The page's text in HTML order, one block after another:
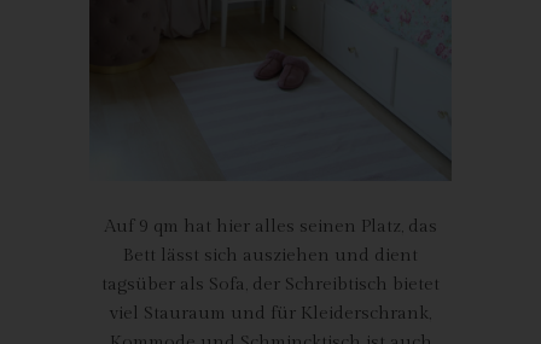
Auf 9 qm hat hier alles seinen Platz, das
Bett lässt sich ausziehen und dient
tagsüber als Sofa, der Schreibtisch bietet
viel Stauraum und für Kleiderschrank,
Einrichtung oder andere Stelle, der personenbezogene Daten
offengelegt werden, unabhängig davon, ob es sich bei ihr um
einen Dritten handelt oder nicht. Behörden, die im Rahmen
eines bestimmten Untersuchungsauftrags nach dem
Dritter ist eine natürliche oder juristische Person, Behörde,
Einrichtung oder andere Stelle außer der betroffenen Person,